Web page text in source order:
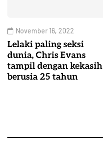
November 16, 2022
Lelaki paling seksi
dunia, Chris Evans
tampil dengan kekasih
berusia 25 tahun